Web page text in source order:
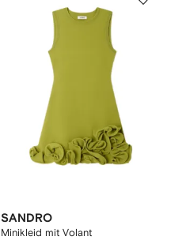
SANDRO
Minikleid mit Volant